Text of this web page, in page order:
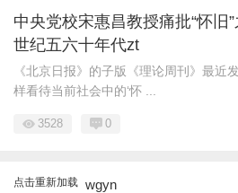
中央党校宋惠昌教授痛批“怀旧
世纪五六十年代zt
《北京日报》的子版《理论周刊》最近
样看待当前社会中的‘怀 ...
3528 0
点击重新加载 wgyn